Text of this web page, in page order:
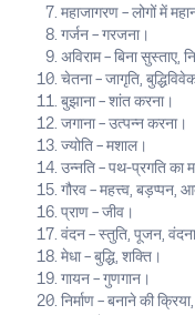
महाजागरण – लोगों में
गर्जन – गरजना।
अविराम – बिना सुस्ताए,
चेतना – जागृति,
बुझाना – शांत करना।
जगाना – उत्पन्न करना।
ज्योति – मशाल।
उन्नति – पथ-प्रगति का
गौरव – महत्त्व, बड़प्पन,
प्राण – जीव।
वंदन – स्तुति, पूजन,
मेधा – बुद्धि, शक्ति।
गायन – गुणगान।
निर्माण – बनाने की